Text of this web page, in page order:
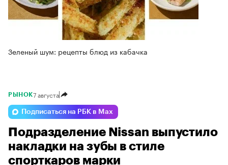
Зеленый шум: рецепты блюд из кабачка
РЫНОК7 августа
Подписаться на РБК в Max
Подразделение Nissan выпустило
накладки на зубы в стиле
спорткаров марки